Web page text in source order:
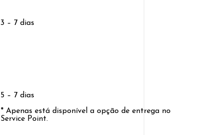
3 – 7 dias
5 – 7 dias
* Apenas está disponível a opção de entrega no
Service Point.